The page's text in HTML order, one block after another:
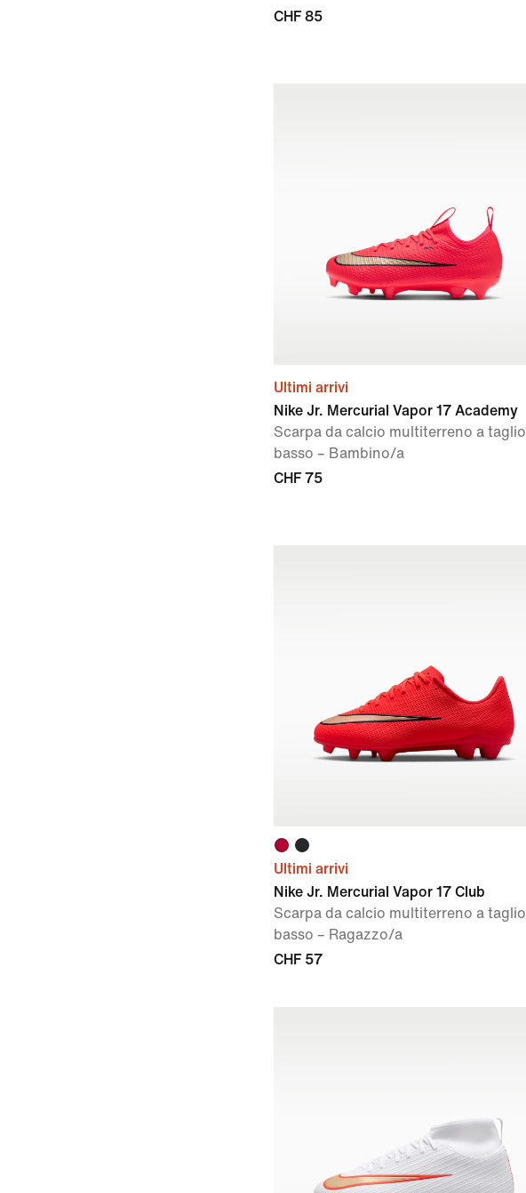
CHF 85
Ultimi arrivi
Nike Jr. Mercurial Vapor 17 Academy
Scarpa da calcio multiterreno a taglio
basso – Bambino/a
CHF 75
Ultimi arrivi
Nike Jr. Mercurial Vapor 17 Club
Scarpa da calcio multiterreno a taglio
basso – Ragazzo/a
CHF 57